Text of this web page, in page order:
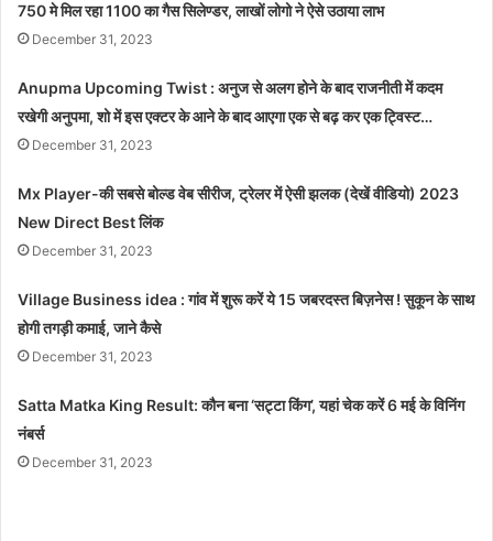
750 मे मिल रहा 1100 का गैस सिलेण्डर, लाखों लोगो ने ऐसे उठाया लाभ
December 31, 2023
Anupma Upcoming Twist : अनुज से अलग होने के बाद राजनीती में कदम
रखेगी अनुपमा, शो में इस एक्टर के आने के बाद आएगा एक से बढ़ कर एक ट्विस्ट…
December 31, 2023
Mx Player-की सबसे बोल्ड वेब सीरीज, ट्रेलर में ऐसी झलक (देखें वीडियो) 2023
New Direct Best लिंक
December 31, 2023
Village Business idea : गांव में शुरू करें ये 15 जबरदस्त बिज़नेस ! सुकून के साथ
होगी तगड़ी कमाई, जाने कैसे
December 31, 2023
Satta Matka King Result: कौन बना ‘सट्टा किंग’, यहां चेक करें 6 मई के विनिंग
नंबर्स
December 31, 2023